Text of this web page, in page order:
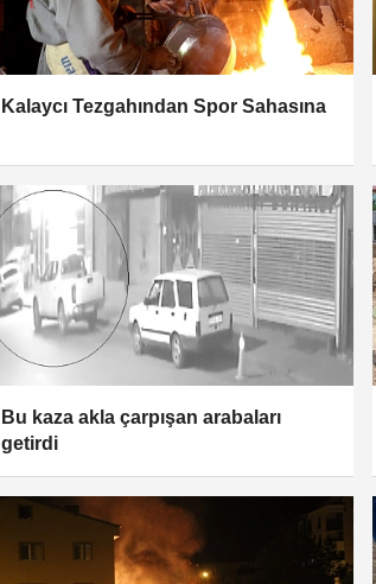
Kalaycı Tezgahından Spor Sahasına
Bu kaza akla çarpışan arabaları
getirdi